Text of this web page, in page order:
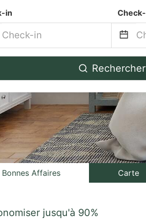
in
Navigate
to
interact
with
the
calendar
and
select
Press
to
Rechercher
Bonnes Affaires Carte
jusqu'à 90%